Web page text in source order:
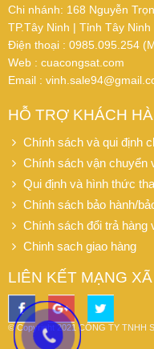
Chi nhánh: 168 Nguyễn
TP.Tây Ninh | Tỉnh Tây Ninh
Điện thoại :
Web : cuacongsat.com
Email :
HỖ TRỢ KHÁCH
Chính sách và qui định
Chính sách vận chuyển
Qui định và hình thức
Chính sách bảo hành/
Chính sách đổi trả hàng
Chinh sach giao hàng
LIÊN KẾT MẠNG
© Copyright 2021CÔNG TY TNHH